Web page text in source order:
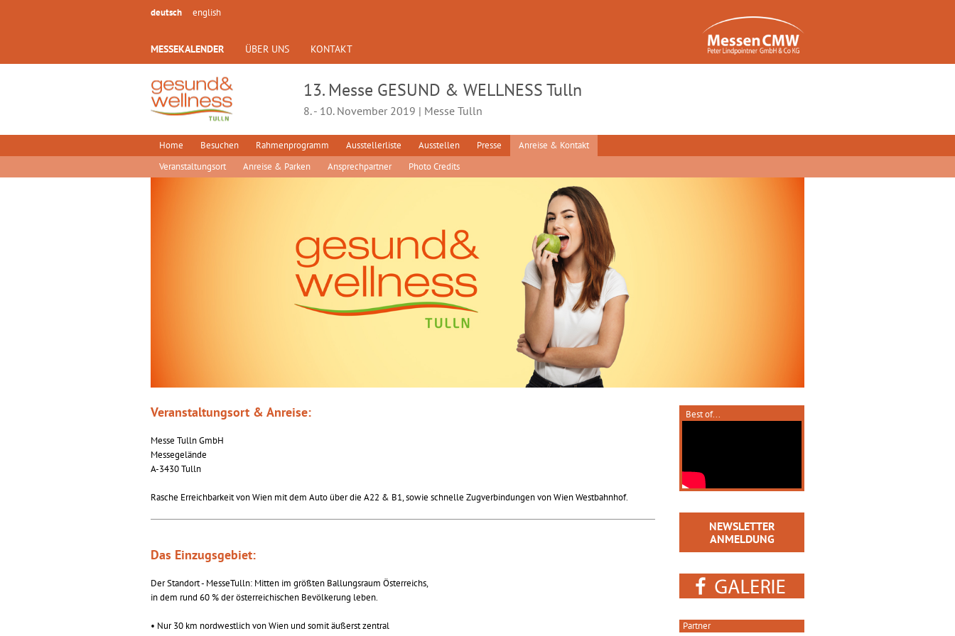
deutsch english
MESSEKALENDER ÜBER UNS KONTAKT
13. Messe GESUND & WELLNESS Tulln
8. - 10. November 2019 | Messe Tulln
Home Besuchen Rahmenprogramm Ausstellerliste Ausstellen Presse
Anreise & Kontakt
Veranstaltungsort
Anreise & Parken Ansprechpartner Photo Credits
Veranstaltungsort & Anreise:
Messe Tulln GmbH
Messegelände
A-3430 Tulln
Rasche Erreichbarkeit von Wien mit dem Auto über die A22 & B1, sowie schnelle Zugverbindungen von Wien Westbahnhof.
Das Einzugsgebiet:
Der Standort - MesseTulln: Mitten im größten Ballungsraum Österreichs,
in dem rund 60 % der österreichischen Bevölkerung leben.
• Nur 30 km nordwestlich von Wien und somit äußerst zentral
Best of...
NEWSLETTER
ANMELDUNG
Partner